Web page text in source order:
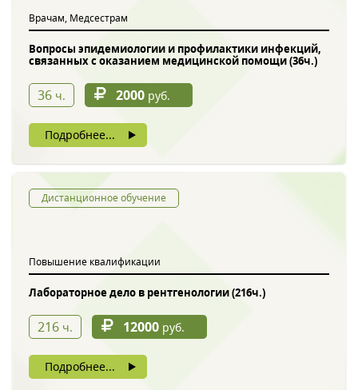
Врачам, Медсестрам
Вопросы эпидемиологии и профилактики инфекций,
связанных с оказанием медицинской помощи (36ч.)
36 ч. 2000 руб.
Подробнее...
Дистанционное обучение
Повышение квалификации
Лабораторное дело в рентгенологии (216ч.)
216 ч. 12000 руб.
Подробнее...